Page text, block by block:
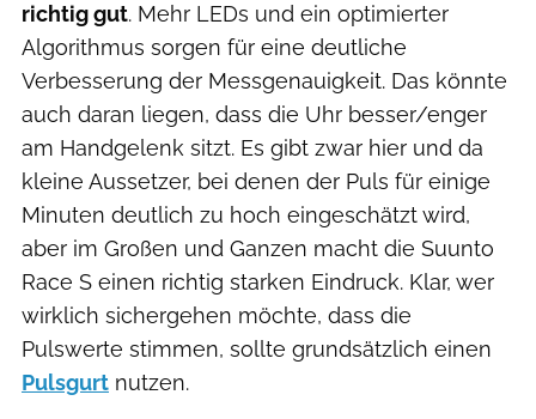
richtig gut. Mehr LEDs und ein optimierter
Algorithmus sorgen für eine deutliche
Verbesserung der Messgenauigkeit. Das könnte
auch daran liegen, dass die Uhr besser/enger
am Handgelenk sitzt. Es gibt zwar hier und da
kleine Aussetzer, bei denen der Puls für einige
Minuten deutlich zu hoch eingeschätzt wird,
aber im Großen und Ganzen macht die Suunto
Race S einen richtig starken Eindruck. Klar, wer
wirklich sichergehen möchte, dass die
Pulswerte stimmen, sollte grundsätzlich einen
Pulsgurt nutzen.